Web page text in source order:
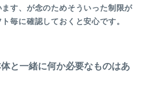
す、が念のためそういった制限が
毎に確認しておくと安心です。
と一緒に何か必要なものはあ